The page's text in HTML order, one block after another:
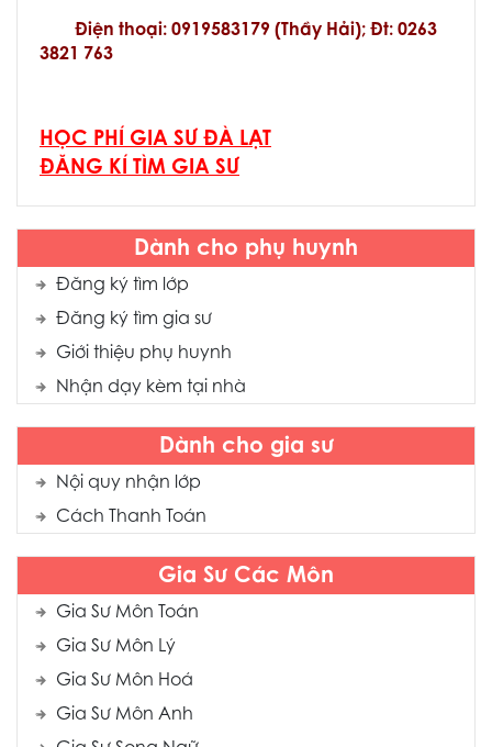
Dành cho phụ huynh
Đăng ký tìm lớp
Đăng ký tìm gia sư
Giới thiệu phụ huynh
Nhận dạy kèm tại nhà
Dành cho gia sư
Nội quy nhận lớp
Cách Thanh Toán
Gia Sư Các Môn
Gia Sư Môn Toán
Gia Sư Môn Lý
Gia Sư Môn Hoá
Gia Sư Môn Anh
Điện thoại: 0919583179 (Thầy Hải); Đt: 0263
3821 763
HỌC PHÍ GIA SƯ ĐÀ LẠT
ĐĂNG KÍ TÌM GIA SƯ